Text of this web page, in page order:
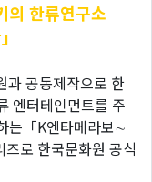
의 한류연구소
과 공동제작으로 한
엔터테인먼트를 주
는「K엔타메라보∼
로 한국문화원 공식